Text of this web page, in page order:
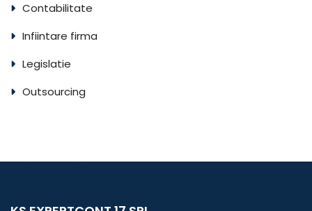
Contabilitate
Infiintare firma
Legislatie
Outsourcing